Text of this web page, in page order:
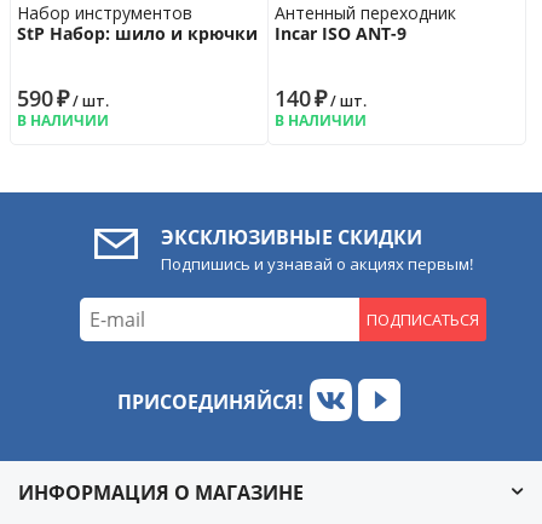
Набор инструментов
StP Набор: шило и крючки
590₽/ шт.
В НАЛИЧИИ
Антенный переходник
Incar ISO ANT-9
140₽/ шт.
В НАЛИЧИИ
ЭКСКЛЮЗИВНЫЕ СКИДКИ
Подпишись и узнавай о акциях первым!
ПОДПИСАТЬСЯ
ПРИСОЕДИНЯЙСЯ!
ИНФОРМАЦИЯ О МАГАЗИНЕ